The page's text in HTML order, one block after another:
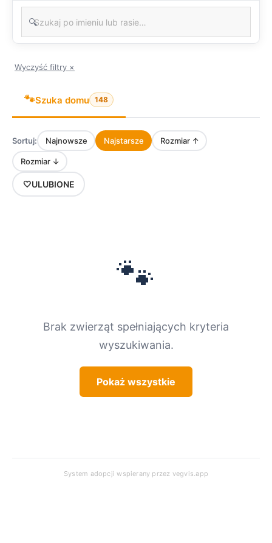
🔍
Wyczyść filtry ×
🐾Szuka domu 148
Sortuj: Najnowsze Najstarsze Rozmiar ↑
Rozmiar ↓
🤍ULUBIONE
🐾
Brak zwierząt spełniających kryteria
wyszukiwania.
Pokaż wszystkie
System adopcji wspierany przez vegvis.app